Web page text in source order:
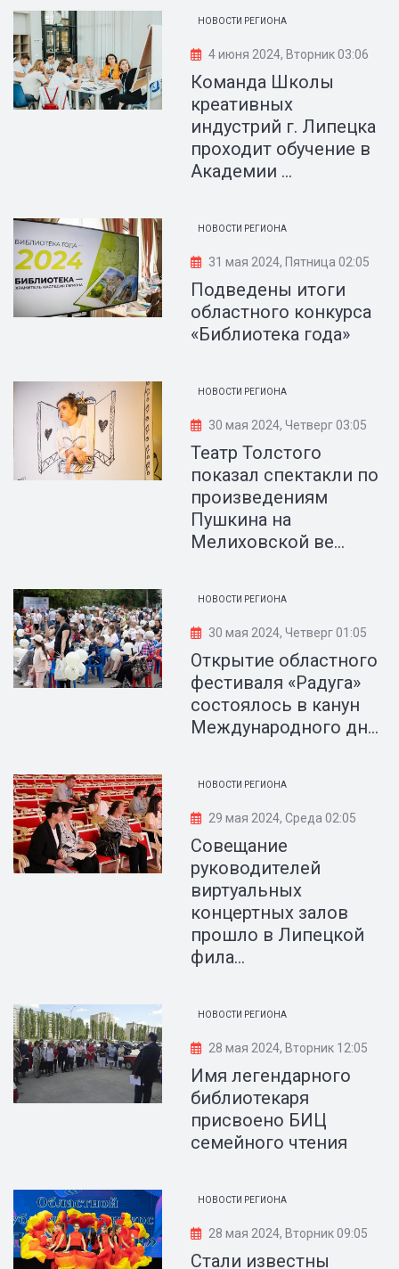
НОВОСТИ РЕГИОНА
4 июня 2024, Вторник 03:06
Команда Школы
креативных
индустрий г. Липецка
проходит обучение в
Академии ...
НОВОСТИ РЕГИОНА
31 мая 2024, Пятница 02:05
Подведены итоги
областного конкурса
«Библиотека года»
НОВОСТИ РЕГИОНА
30 мая 2024, Четверг 03:05
Театр Толстого
показал спектакли по
произведениям
Пушкина на
Мелиховской ве...
НОВОСТИ РЕГИОНА
30 мая 2024, Четверг 01:05
Открытие областного
фестиваля «Радуга»
состоялось в канун
Международного дн...
НОВОСТИ РЕГИОНА
29 мая 2024, Среда 02:05
Совещание
руководителей
виртуальных
концертных залов
прошло в Липецкой
фила...
НОВОСТИ РЕГИОНА
28 мая 2024, Вторник 12:05
Имя легендарного
библиотекаря
присвоено БИЦ
семейного чтения
НОВОСТИ РЕГИОНА
28 мая 2024, Вторник 09:05
Стали известны